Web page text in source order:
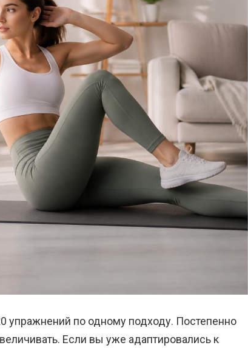
упражнений по одному подходу. Постепенно
Если вы уже адаптировались к